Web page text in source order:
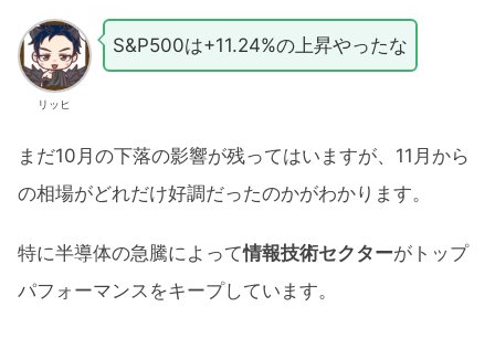
リッヒ
S&P500は+11.24%の上昇やったな
まだ10月の下落の影響が残ってはいますが、11月から
の相場がどれだけ好調だったのかがわかります。
特に半導体の急騰によって情報技術セクターがトップ
パフォーマンスをキープしています。